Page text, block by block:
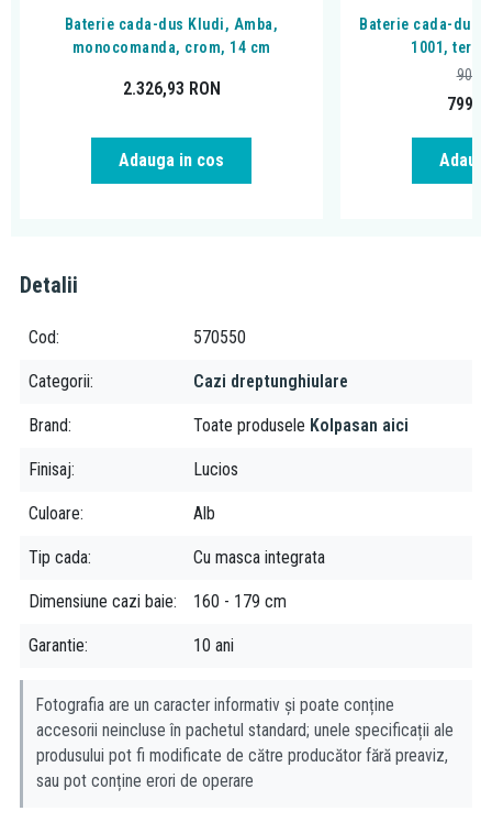
Baterie cada-dus Kludi, Amba,
monocomanda, crom, 14 cm
2.326,93 RON
Adauga in cos
Baterie cada-dus,
1001,
Detalii
Cod 570550
Categorii Cazi dreptunghiulare
Brand Toate produsele Kolpasan aici
Finisaj Lucios
Culoare Alb
Tip cada Cu masca integrata
Dimensiune cazi baie 160 - 179 cm
Garantie 10 ani
Fotografia are un caracter informativ și poate conține
accesorii neincluse în pachetul standard; unele specificații ale
produsului pot fi modificate de către producător fără preaviz,
sau pot conține erori de operare